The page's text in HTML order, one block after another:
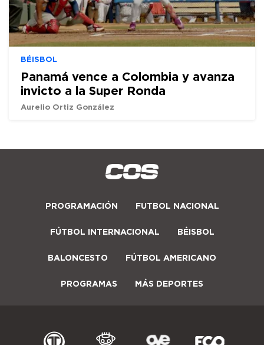
BÉISBOL
Panamá vence a Colombia y avanza
invicto a la Super Ronda
Aurelio Ortiz González
PROGRAMACIÓN FUTBOL NACIONAL
FÚTBOL INTERNACIONAL BÉISBOL
BALONCESTO FÚTBOL AMERICANO
PROGRAMAS MÁS DEPORTES